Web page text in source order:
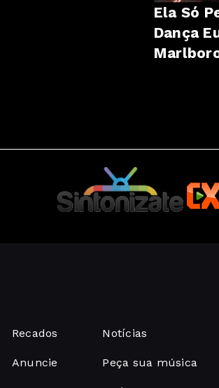
Ela Só
Dança
Recados
Anuncie
Notícias
Peça sua música